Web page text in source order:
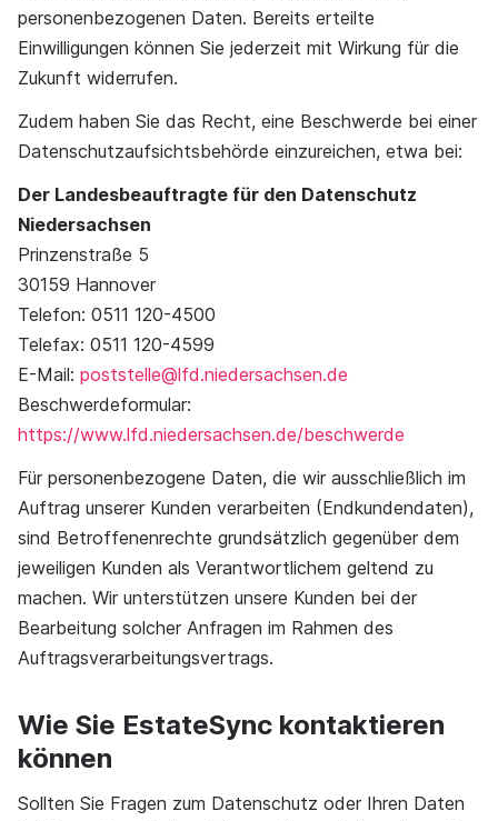
personenbezogenen Daten. Bereits erteilte
Einwilligungen können Sie jederzeit mit Wirkung für die
Zukunft widerrufen.
Zudem haben Sie das Recht, eine Beschwerde bei einer
Datenschutzaufsichtsbehörde einzureichen, etwa bei:
Der Landesbeauftragte für den Datenschutz
Niedersachsen
Prinzenstraße 5
30159 Hannover
Telefon: 0511 120-4500
Telefax: 0511 120-4599
E-Mail: poststelle@lfd.niedersachsen.de
Beschwerdeformular:
https://www.lfd.niedersachsen.de/beschwerde
Für personenbezogene Daten, die wir ausschließlich im
Auftrag unserer Kunden verarbeiten (Endkundendaten),
sind Betroffenenrechte grundsätzlich gegenüber dem
jeweiligen Kunden als Verantwortlichem geltend zu
machen. Wir unterstützen unsere Kunden bei der
Bearbeitung solcher Anfragen im Rahmen des
Auftragsverarbeitungsvertrags.
Wie Sie EstateSync kontaktieren
können
Sollten Sie Fragen zum Datenschutz oder Ihren Daten